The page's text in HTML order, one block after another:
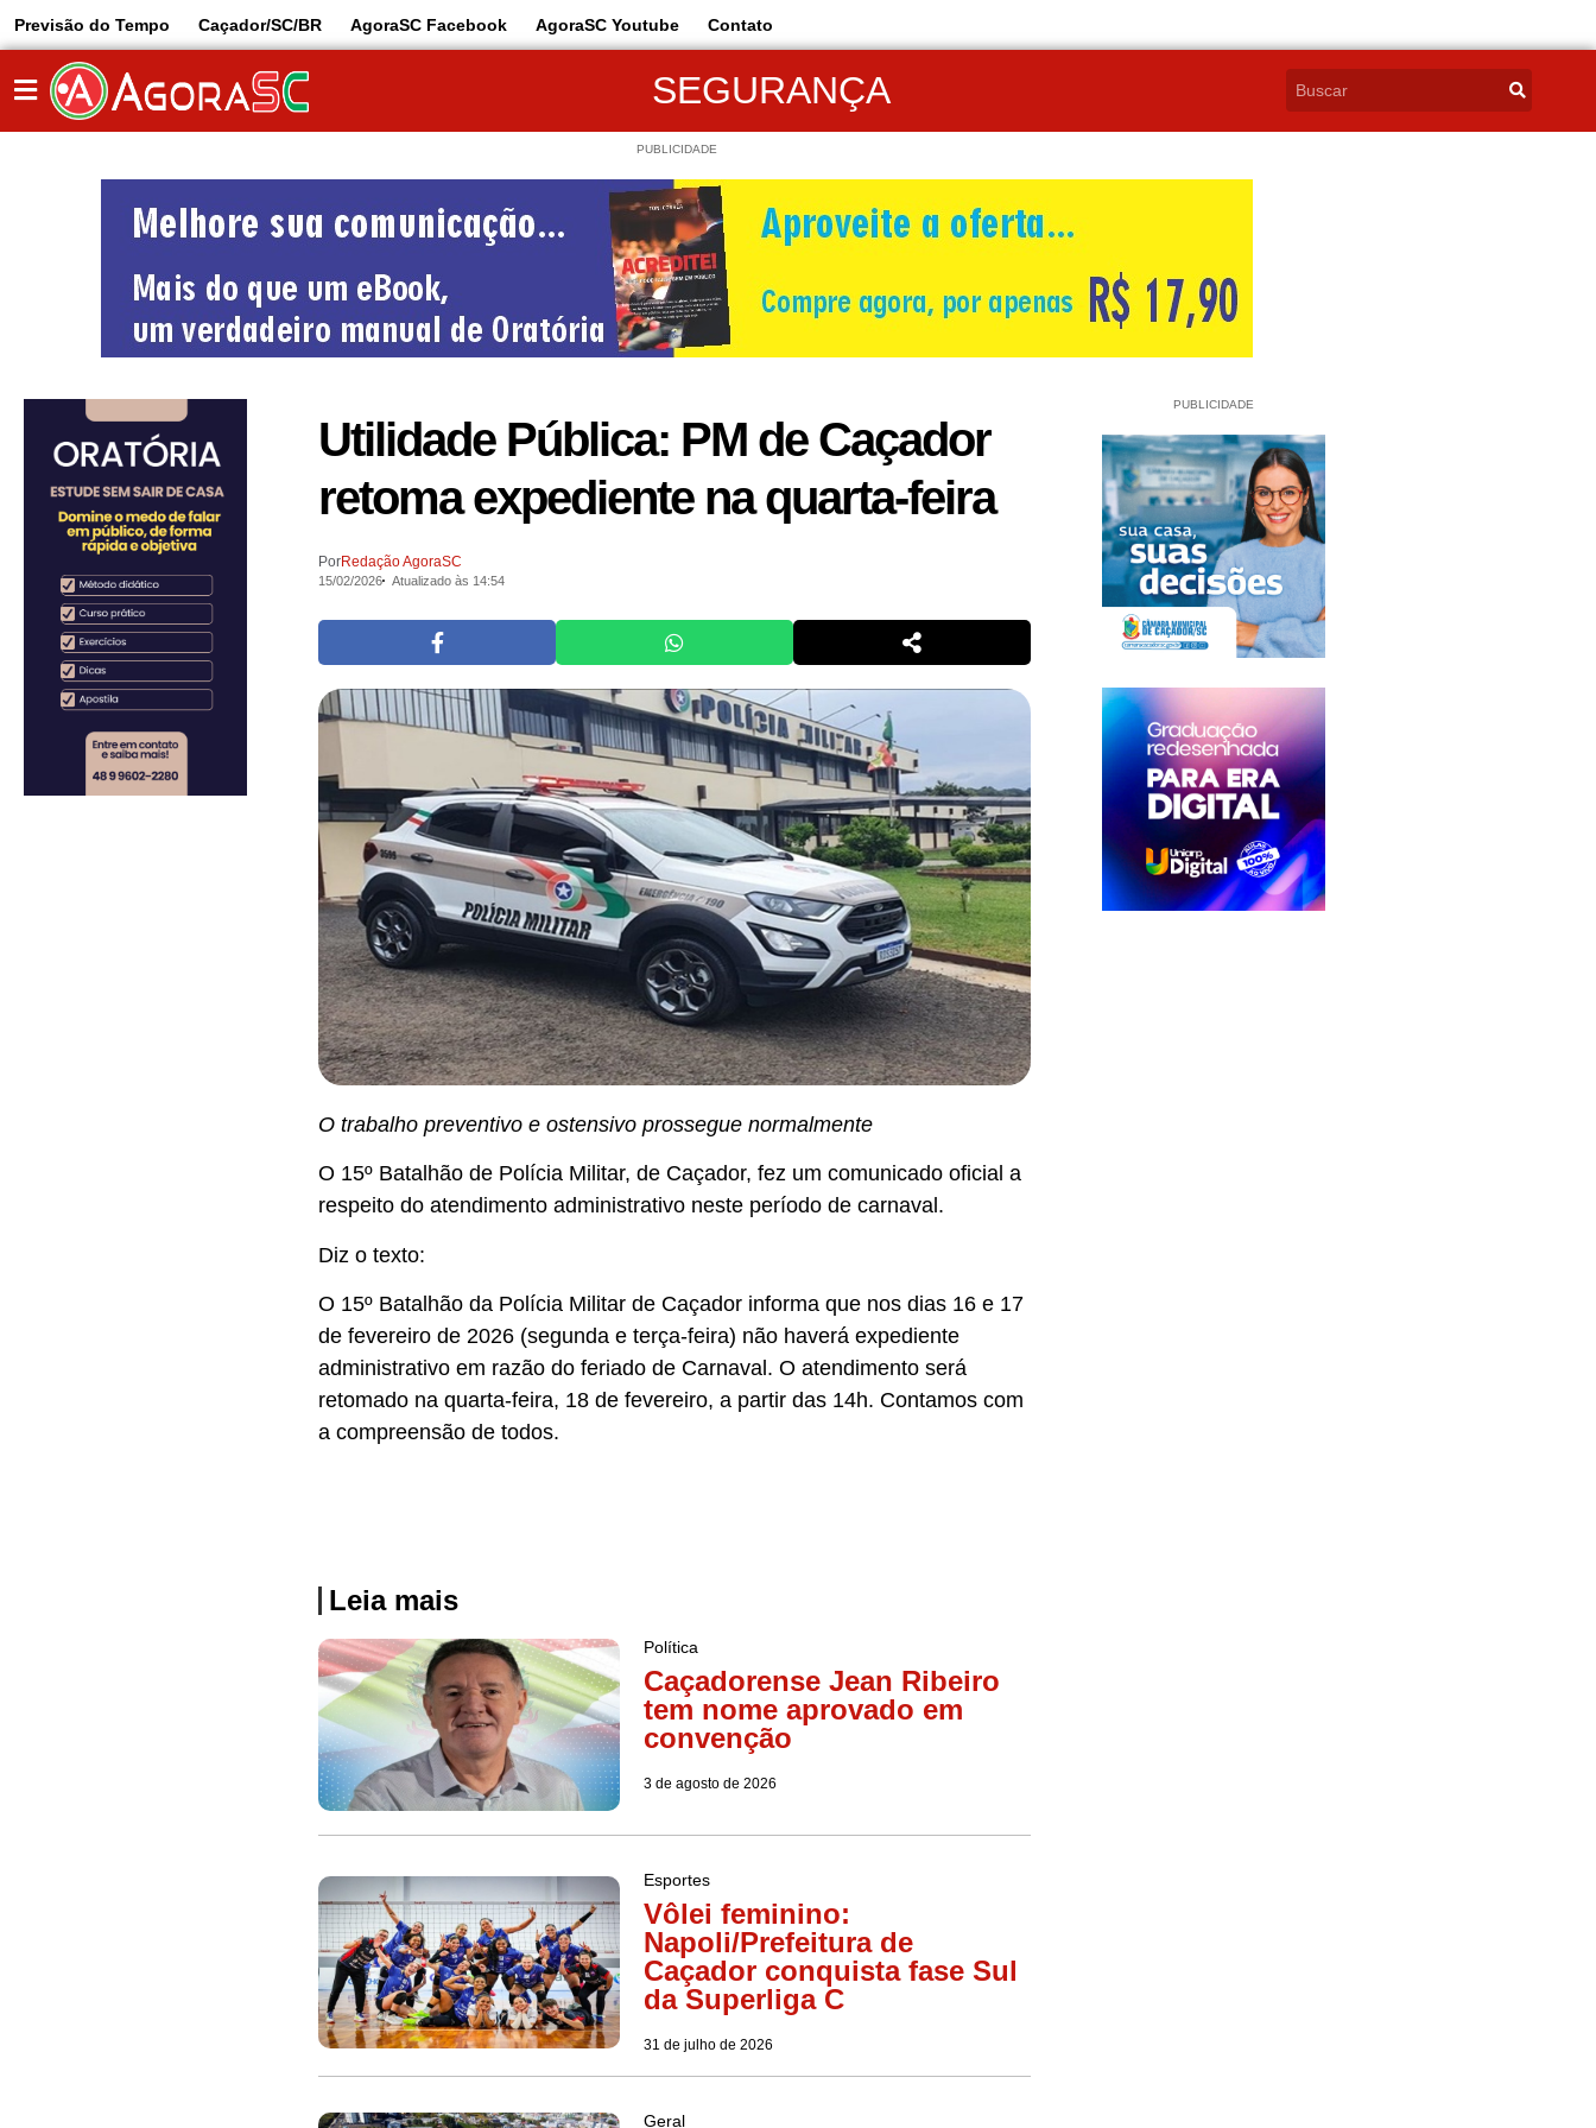
Previsão do Tempo Caçador/SC/BR AgoraSC Facebook AgoraSC Youtube Contato
SEGURANÇA
PUBLICIDADE
Utilidade Pública: PM de Caçador
retoma expediente na quarta-feira
PorRedação AgoraSC
15/02/2026 Atualizado às 14:54
O trabalho preventivo e ostensivo prossegue normalmente
O 15º Batalhão de Polícia Militar, de Caçador, fez um comunicado oficial a
respeito do atendimento administrativo neste período de carnaval.
Diz o texto:
O 15º Batalhão da Polícia Militar de Caçador informa que nos dias 16 e 17
de fevereiro de 2026 (segunda e terça-feira) não haverá expediente
administrativo em razão do feriado de Carnaval. O atendimento será
retomado na quarta-feira, 18 de fevereiro, a partir das 14h. Contamos com
a compreensão de todos.
Leia mais
Política
Caçadorense Jean Ribeiro
tem nome aprovado em
convenção
3 de agosto de 2026
Esportes
Vôlei feminino:
Napoli/Prefeitura de
Caçador conquista fase Sul
da Superliga C
31 de julho de 2026
Geral
PUBLICIDADE